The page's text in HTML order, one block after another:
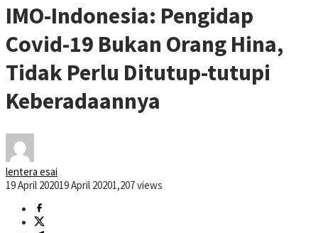
IMO-Indonesia: Pengidap
Covid-19 Bukan Orang Hina,
Tidak Perlu Ditutup-tutupi
Keberadaannya
lentera esai
19 April 202019 April 20201,207 views